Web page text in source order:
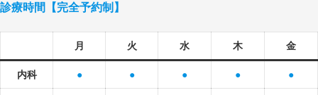
診療時間【完全予約制】
月 火 水 木 金
内科 ● ● ● ● ●